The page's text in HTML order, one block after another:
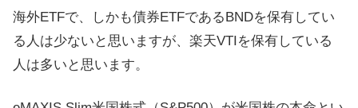
海外ETFで、しかも債券ETFであるBNDを保有してい
る人は少ないと思いますが、楽天VTIを保有している
人は多いと思います。